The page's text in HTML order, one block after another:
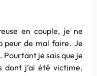
en couple, je ne
peur de mal faire. Je
Pourtant je sais que je
dont j’ai été victime.